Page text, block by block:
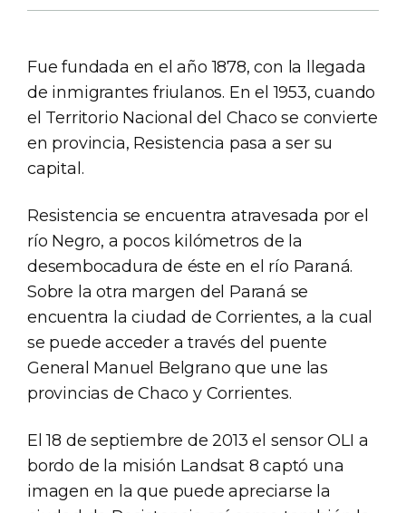
Fue fundada en el año 1878, con la llegada
de inmigrantes friulanos. En el 1953, cuando
el Territorio Nacional del Chaco se convierte
en provincia, Resistencia pasa a ser su
capital.
Resistencia se encuentra atravesada por el
río Negro, a pocos kilómetros de la
desembocadura de éste en el río Paraná.
Sobre la otra margen del Paraná se
encuentra la ciudad de Corrientes, a la cual
se puede acceder a través del puente
General Manuel Belgrano que une las
provincias de Chaco y Corrientes.
El 18 de septiembre de 2013 el sensor OLI a
bordo de la misión Landsat 8 captó una
imagen en la que puede apreciarse la